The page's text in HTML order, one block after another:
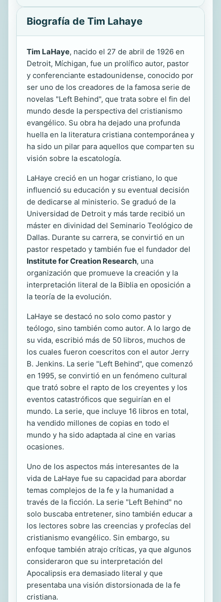
Biografía de Tim Lahaye
Tim LaHaye, nacido el 27 de abril de 1926 en
Detroit, Míchigan, fue un prolífico autor, pastor
y conferenciante estadounidense, conocido por
ser uno de los creadores de la famosa serie de
novelas "Left Behind", que trata sobre el fin del
mundo desde la perspectiva del cristianismo
evangélico. Su obra ha dejado una profunda
huella en la literatura cristiana contemporánea y
ha sido un pilar para aquellos que comparten su
visión sobre la escatología.
LaHaye creció en un hogar cristiano, lo que
influenció su educación y su eventual decisión
de dedicarse al ministerio. Se graduó de la
Universidad de Detroit y más tarde recibió un
máster en divinidad del Seminario Teológico de
Dallas. Durante su carrera, se convirtió en un
pastor respetado y también fue el fundador del
Institute for Creation Research, una
organización que promueve la creación y la
interpretación literal de la Biblia en oposición a
la teoría de la evolución.
LaHaye se destacó no solo como pastor y
teólogo, sino también como autor. A lo largo de
su vida, escribió más de 50 libros, muchos de
los cuales fueron coescritos con el autor Jerry
B. Jenkins. La serie "Left Behind", que comenzó
en 1995, se convirtió en un fenómeno cultural
que trató sobre el rapto de los creyentes y los
eventos catastróficos que seguirían en el
mundo. La serie, que incluye 16 libros en total,
ha vendido millones de copias en todo el
mundo y ha sido adaptada al cine en varias
ocasiones.
Uno de los aspectos más interesantes de la
vida de LaHaye fue su capacidad para abordar
temas complejos de la fe y la humanidad a
través de la ficción. La serie "Left Behind" no
solo buscaba entretener, sino también educar a
los lectores sobre las creencias y profecías del
cristianismo evangélico. Sin embargo, su
enfoque también atrajo críticas, ya que algunos
consideraron que su interpretación del
Apocalipsis era demasiado literal y que
presentaba una visión distorsionada de la fe
cristiana.